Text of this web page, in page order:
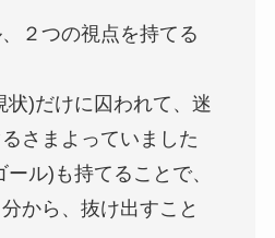
２つの視点を持てる
状)だけに囚われて、迷
さまよっていました
ル)も持てることで、
から、抜け出すこと